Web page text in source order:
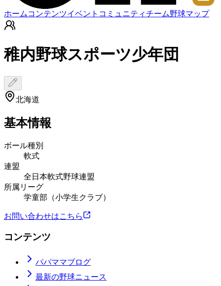
ホーム コンテンツイベント コミュニティチーム野球マップ
稚内野球スポーツ少年団
北海道
基本情報
ボール種別
軟式
連盟
全日本軟式野球連盟
所属リーグ
学童部（小学生クラブ）
お問い合わせはこちら
コンテンツ
パパママブログ
最新の野球ニュース